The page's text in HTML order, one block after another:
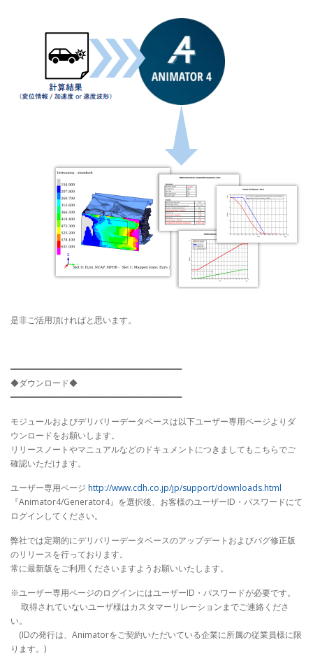
是非ご活用頂ければと思います。
━━━━━━━━━━━━━━━━━━━━━━━━━━━━━━━━━━━
◆ダウンロード◆
━━━━━━━━━━━━━━━━━━━━━━━━━━━━━━━━━━━
モジュールおよびデリバリーデータベースは以下ユーザー専用ページよりダ
ウンロードをお願いします。
リリースノートやマニュアルなどのドキュメントにつきましてもこちらでご
確認いただけます。
ユーザー専用ページ http://www.cdh.co.jp/jp/support/downloads.html
『Animator4/Generator4』を選択後、お客様のユーザーID・パスワードにて
ログインしてください。
弊社では定期的にデリバリーデータベースのアップデートおよびバグ修正版
のリリースを行っております。
常に最新版をご利用くださいますようお願いいたします。
※ユーザー専用ページのログインにはユーザーID・パスワードが必要です。
取得されていないユーザ様はカスタマーリレーションまでご連絡くださ
い。
(IDの発行は、Animatorをご契約いただいている企業に所属の従業員様に限
ります。)